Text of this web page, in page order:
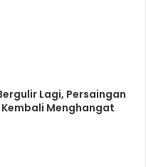
Lagi, Persaingan
Menghangat